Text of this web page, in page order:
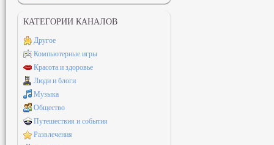
КАТЕГОРИИ КАНАЛОВ
Другое
Компьютерные игры
Красота и здоровье
Люди и блоги
Музыка
Общество
Путешествия и события
Развлечения